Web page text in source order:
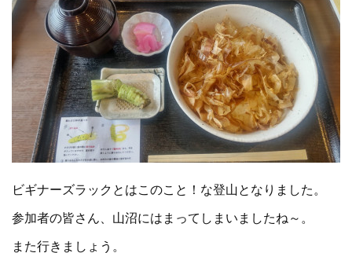
ビギナーズラックとはこのこと！な登山となりました。
参加者の皆さん、山沼にはまってしまいましたね～。
また行きましょう。